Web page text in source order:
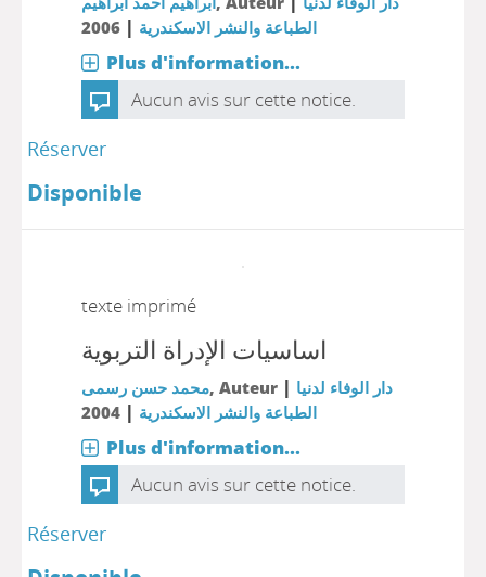
الطباعة والنشر الاسكندرية |
2006
Plus d'information...
Aucun avis sur cette notice.
Réserver
Disponible
texte imprimé
اساسيات الإدراة التربوية
محمد حسن رسمى, Auteur | دار الوفاء لدنيا
الطباعة والنشر الاسكندرية |
2004
Plus d'information...
Aucun avis sur cette notice.
Réserver